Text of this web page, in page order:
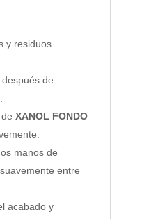
y residuos
de
XANOL FONDO
manos de
entre
acabado y